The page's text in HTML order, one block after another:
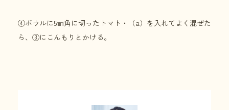
④ボウルに5㎜角に切ったトマト・（a）を入れてよく混ぜた
ら、③にこんもりとかける。